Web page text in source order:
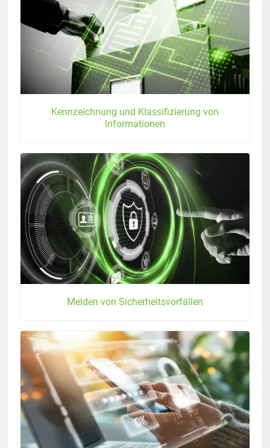
Kennzeichnung und Klassifizierung von
Informationen
Melden von Sicherheitsvorfällen